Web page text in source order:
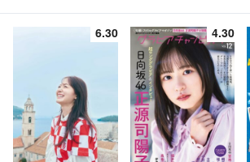
6.30 4.30